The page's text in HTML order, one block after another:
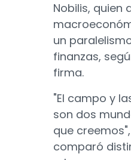
Nobilis, quien
un
finanzas,
firma.
"El campo y
son dos
que
comparó